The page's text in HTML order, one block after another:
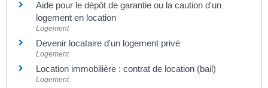
Aide pour le dépôt de garantie ou la caution d'un
logement en location
Logement
Devenir locataire d'un logement privé
Logement
Location immobilière : contrat de location (bail)
Logement